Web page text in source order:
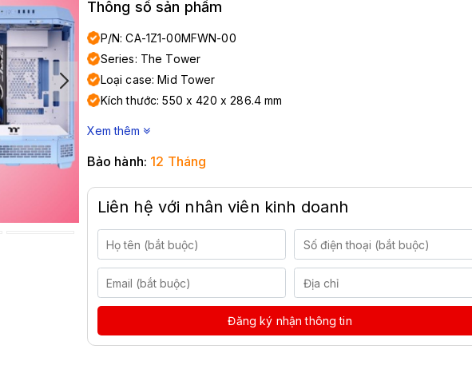
Thông số sản phẩm
P/N: CA-1Z1-00MFWN-00
Series: The Tower
Loại case: Mid Tower
Kích thước: 550 x 420 x 286.4 mm
Xem thêm
Bảo hành: 12 Tháng
Liên hệ với nhân viên kinh doanh
Đăng ký nhận thông tin